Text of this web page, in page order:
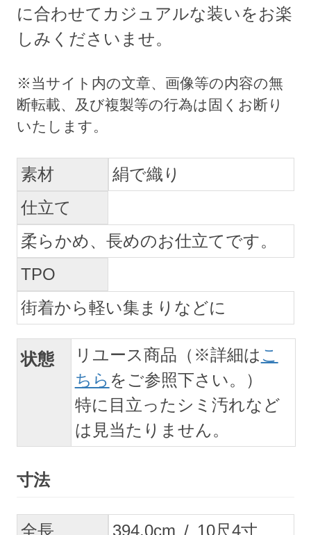
に合わせてカジュアルな装いをお楽
しみくださいませ。
素材
絹で織り
仕立て
柔らかめ、長めのお仕立てです。
TPO
街着から軽い集まりなどに
状態 リユース商品（※詳細は こ
ちら をご参照下さい。）
特に目立ったシミ汚れなど
は見当たりません。
寸法
全長 394.0cm / 10尺4寸